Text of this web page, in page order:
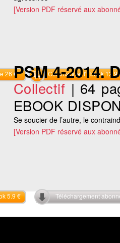
[Version PDF réservé aux
26 € Commander l'Ebook 12.9
PSM 4-2014.
Collectif |64
EBOOK
Se soucier de l’autre, le
[Version PDF réservé aux
5.9 € Téléchargement